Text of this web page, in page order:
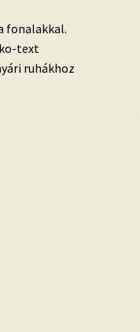
fonalakkal.
text
ruhákhoz